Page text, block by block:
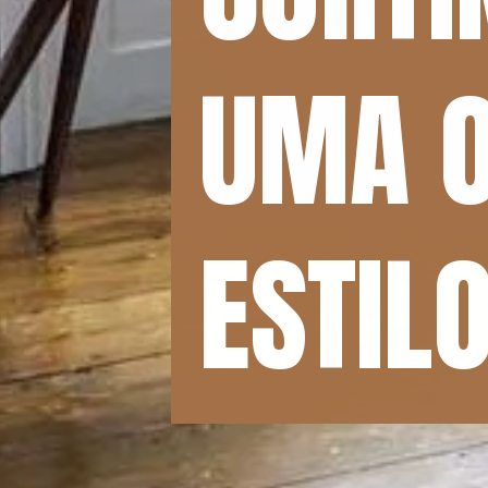
UMA
UMA